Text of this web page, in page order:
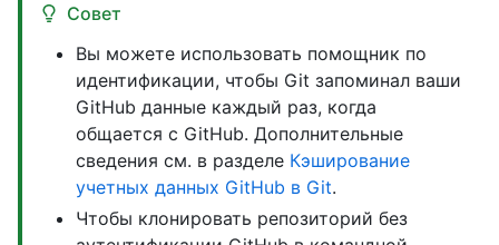
Совет
Вы можете использовать помощник по
идентификации, чтобы Git запоминал ваши
GitHub данные каждый раз, когда
общается с GitHub. Дополнительные
сведения см. в разделе Кэширование
учетных данных GitHub в Git.
Чтобы клонировать репозиторий без